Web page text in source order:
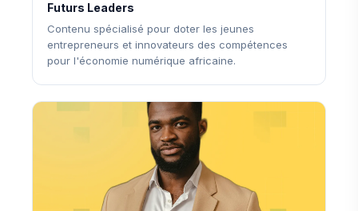
Futurs Leaders
Contenu spécialisé pour doter les jeunes
entrepreneurs et innovateurs des compétences
pour l'économie numérique africaine.